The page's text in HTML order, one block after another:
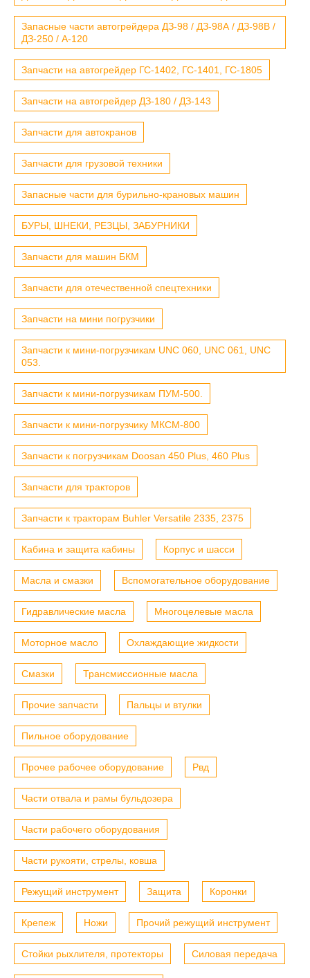
Запасные части автогрейдера ДЗ-98 / ДЗ-98А / ДЗ-98В /
ДЗ-250 / А-120
Запчасти на автогрейдер ГС-1402, ГС-1401, ГС-1805
Запчасти на автогрейдер ДЗ-180 / ДЗ-143
Запчасти для автокранов
Запчасти для грузовой техники
Запасные части для бурильно-крановых машин
БУРЫ, ШНЕКИ, РЕЗЦЫ, ЗАБУРНИКИ
Запчасти для машин БКМ
Запчасти для отечественной спецтехники
Запчасти на мини погрузчики
Запчасти к мини-погрузчикам UNC 060, UNC 061, UNC
053.
Запчасти к мини-погрузчикам ПУМ-500.
Запчасти к мини-погрузчику МКСМ-800
Запчасти к погрузчикам Doosan 450 Plus, 460 Plus
Запчасти для тракторов
Запчасти к тракторам Buhler Versatile 2335, 2375
Кабина и защита кабины Корпус и шасси
Масла и смазки Вспомогательное оборудование
Гидравлические масла Многоцелевые масла
Моторное масло Охлаждающие жидкости
Смазки Трансмиссионные масла
Прочие запчасти Пальцы и втулки
Пильное оборудование
Прочее рабочее оборудование Рвд
Части отвала и рамы бульдозера
Части рабочего оборудования
Части рукояти, стрелы, ковша
Режущий инструмент Защита Коронки
Крепеж Ножи Прочий режущий инструмент
Стойки рыхлителя, протекторы Силовая передача